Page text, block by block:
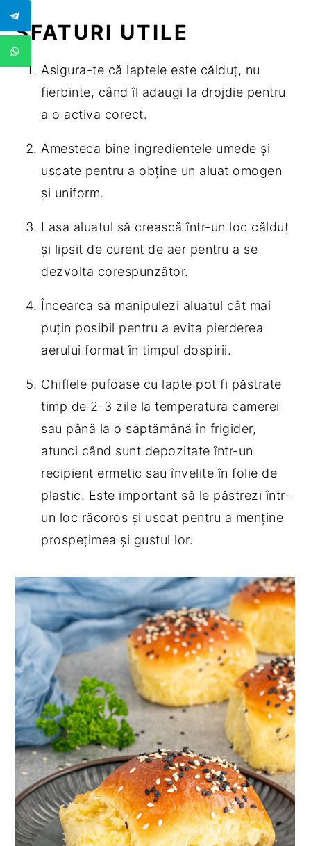
SFATURI UTILE
Asigura-te că laptele este călduț, nu
fierbinte, când îl adaugi la drojdie pentru
a o activa corect.
Amesteca bine ingredientele umede și
uscate pentru a obține un aluat omogen
și uniform.
Lasa aluatul să crească într-un loc călduț
și lipsit de curent de aer pentru a se
dezvolta corespunzător.
Încearca să manipulezi aluatul cât mai
puțin posibil pentru a evita pierderea
aerului format în timpul dospirii.
Chiflele pufoase cu lapte pot fi păstrate
timp de 2-3 zile la temperatura camerei
sau până la o săptămână în frigider,
atunci când sunt depozitate într-un
recipient ermetic sau învelite în folie de
plastic. Este important să le păstrezi într-
un loc răcoros și uscat pentru a menține
prospețimea și gustul lor.